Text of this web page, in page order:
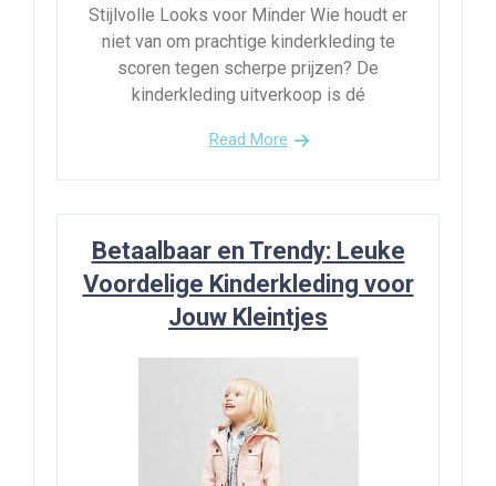
Stijlvolle Looks voor Minder Wie houdt er
niet van om prachtige kinderkleding te
scoren tegen scherpe prijzen? De
kinderkleding uitverkoop is dé
Read More
Betaalbaar en Trendy: Leuke
Voordelige Kinderkleding voor
Jouw Kleintjes